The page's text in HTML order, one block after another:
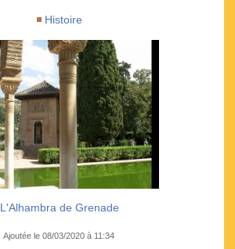
Histoire
L'Alhambra de Grenade
Ajoutée le 08/03/2020 à 11:34